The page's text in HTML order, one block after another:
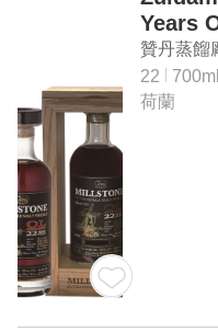
Years
Single
贊丹蒸餾
單一麥芽
22
700ml
荷蘭